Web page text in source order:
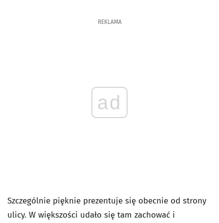
REKLAMA
ad
Szczególnie pięknie prezentuje się obecnie od strony
ulicy. W większości udało się tam zachować i